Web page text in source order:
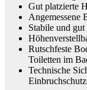
Gut platzierte
Angemessene
Stabile und
Rutschfeste
Toiletten im
Technische